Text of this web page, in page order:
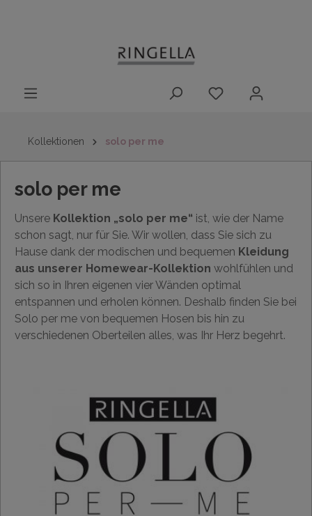
Kollektionen solo per me
solo per me
Unsere Kollektion „solo per me“ ist, wie der Name
schon sagt, nur für Sie. Wir wollen, dass Sie sich zu
Hause dank der modischen und bequemen Kleidung
aus unserer Homewear-Kollektion wohlfühlen und
sich so in Ihren eigenen vier Wänden optimal
entspannen und erholen können. Deshalb finden Sie bei
Solo per me von bequemen Hosen bis hin zu
verschiedenen Oberteilen alles, was Ihr Herz begehrt.